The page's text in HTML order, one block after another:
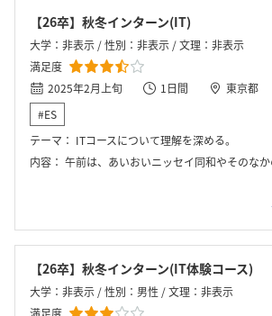
【26卒】秋冬インターン(IT)
大学：非表示 / 性別：非表示 / 文理：非表示
満足度
2025年2月上旬
1日間
東京都
#ES
テーマ： ITコースについて理解を深める。
内容： 午前は、あいおいニッセイ同和やそのなかのITコースについての概要についてスライドを用いて説明を受ける。その後、損害保険とITの掛け合わせで価値を生み出す企画について考え
【26卒】秋冬インターン(IT体験コース)
大学：非表示 / 性別：男性 / 文理：非表示